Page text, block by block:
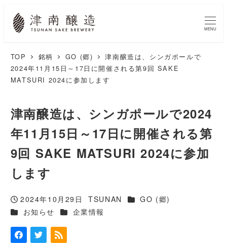
MENU
TOP 銘柄 GO (郷)
津南醸造は、シンガポールで
2024年11月15日～17日に開催される第9回 SAKE
MATSURI 2024に参加します
津南醸造は、シンガポールで2024
年11月15日～17日に開催される第
9回 SAKE MATSURI 2024に参加
します
投稿日
2024年10月29日
著
者
TSUNAN カテゴリー
GO (郷)
カテゴリー
お知らせ カテゴリー
企業情報